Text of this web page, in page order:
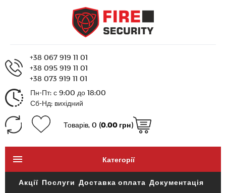
+38 067 919 11 01
+38 095 919 11 01
+38 073 919 11 01
Пн-Пт: с 9:00 до 18:00
Сб-Нд: вихідний
Товарів, 0 (0.00 грн)
Категорії
Акції Послуги Доставка оплата Документація